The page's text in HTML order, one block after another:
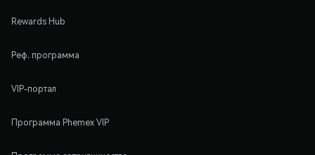
Rewards Hub
Реф. программа
VIP-портал
Программа Phemex VIP